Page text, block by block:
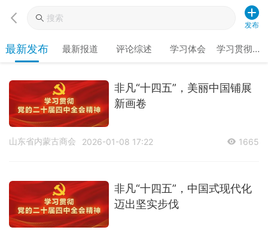
发布
最新发布 最新报道 评论综述 学习体会
学习贯彻党
非凡“十四五”，美丽中国铺展
新画卷
山东省内蒙古商会 2026-01-08 17:22 1665
非凡“十四五”，中国式现代化
迈出坚实步伐